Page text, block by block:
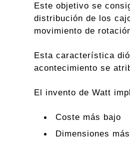
Este objetivo se
distribución de los
movimiento de
Esta característica
acontecimiento se
El invento de Watt
Coste más bajo
Dimensiones